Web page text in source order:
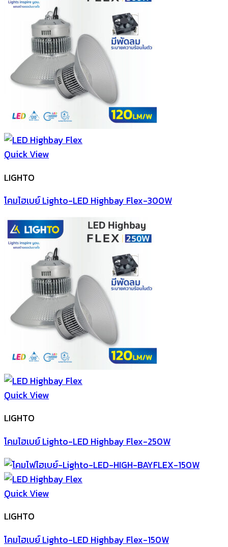
Quick View
LIGHTO
โคมไฮเบย์ Lighto-LED Highbay Flex-300W
Quick View
LIGHTO
โคมไฮเบย์ Lighto-LED Highbay Flex-250W
Quick View
LIGHTO
โคมไฮเบย์ Lighto-LED Highbay Flex-150W